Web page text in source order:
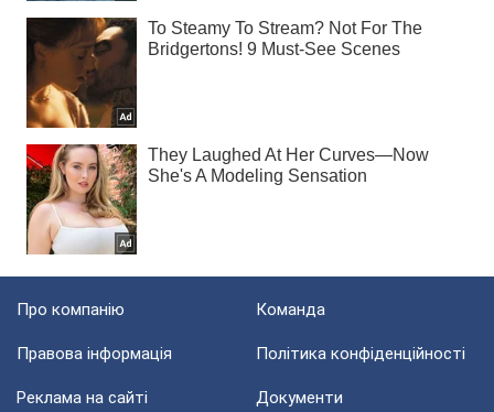
Про компанію Команда
Правова інформація Політика конфіденційності
Реклама на сайті Документи